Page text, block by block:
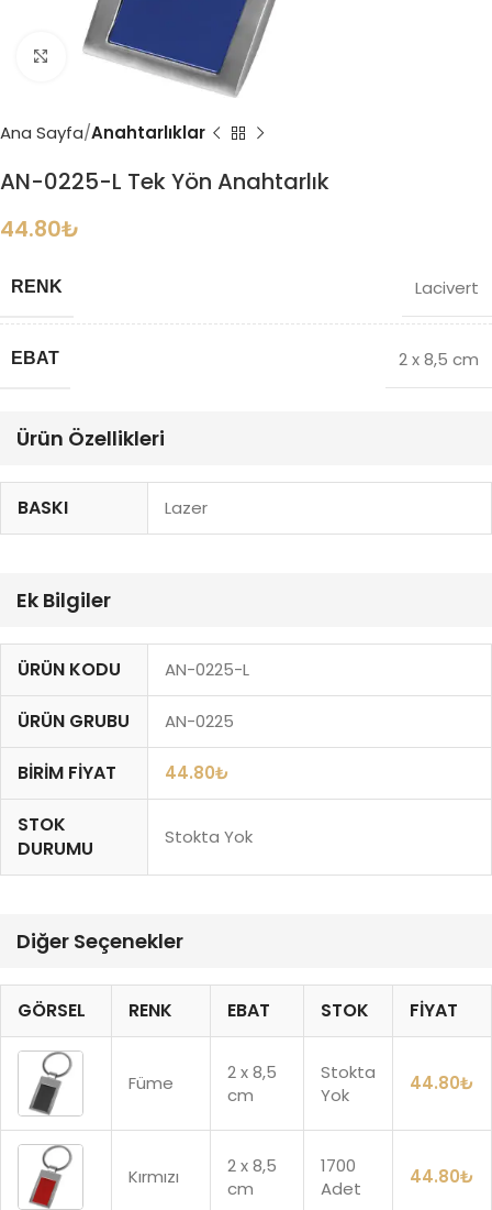
Büyütmek için tıklayın
Ana Sayfa Anahtarlıklar
AN-0225-L Tek Yön Anahtarlık
44.80₺
RENK Lacivert
EBAT 2 x 8,5 cm
Ürün Özellikleri
BASKI Lazer
Ek Bilgiler
ÜRÜN KODU AN-0225-L
ÜRÜN GRUBU AN-0225
BIRIM FIYAT 44.80₺
STOK
DURUMU
Stokta Yok
Diğer Seçenekler
GÖRSEL RENK EBAT STOK FIYAT
Füme
2 x 8,5
cm
Stokta
Yok
44.80₺
Kırmızı
2 x 8,5
cm
1700
Adet
44.80₺